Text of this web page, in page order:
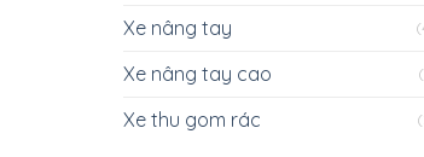
Xe nâng tay
Xe nâng tay cao
Xe thu gom rác